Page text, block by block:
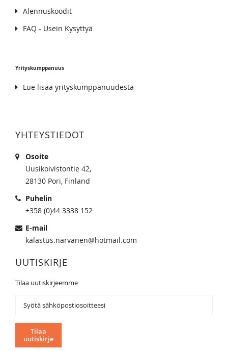
Alennuskoodit
FAQ - Usein Kysyttyä
Yrityskumppanuus
Lue lisää yrityskumppanuudesta
YHTEYSTIEDOT
Osoite
Uusikoivistontie 42,
28130 Pori, Finland
Puhelin
+358 (0)44 3338 152
E-mail
kalastus.narvanen@hotmail.com
UUTISKIRJE
Tilaa uutiskirjeemme
uutiskirjeemme:
Tilaa
uutiskirje